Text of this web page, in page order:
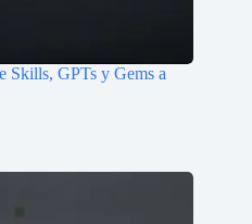
Skills, GPTs y Gems a